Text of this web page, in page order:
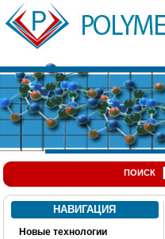
ПОИСК
НАВИГАЦИЯ
Новые технологии